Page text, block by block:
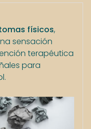
físicos,
sensación
terapéutica
para